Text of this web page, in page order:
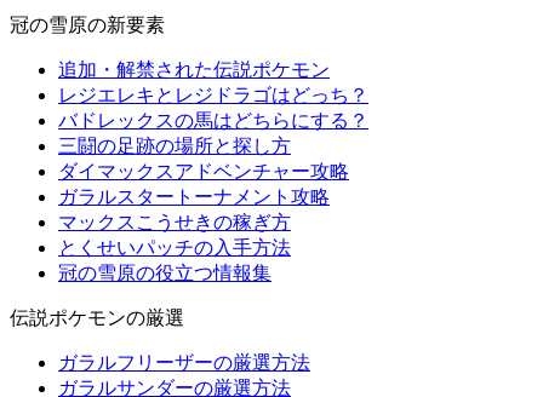
冠の雪原の新要素
追加・解禁された伝説ポケモン
レジエレキとレジドラゴはどっち？
バドレックスの馬はどちらにする？
三闘の足跡の場所と探し方
ダイマックスアドベンチャー攻略
ガラルスタートーナメント攻略
マックスこうせきの稼ぎ方
とくせいパッチの入手方法
冠の雪原の役立つ情報集
伝説ポケモンの厳選
ガラルフリーザーの厳選方法
ガラルサンダーの厳選方法